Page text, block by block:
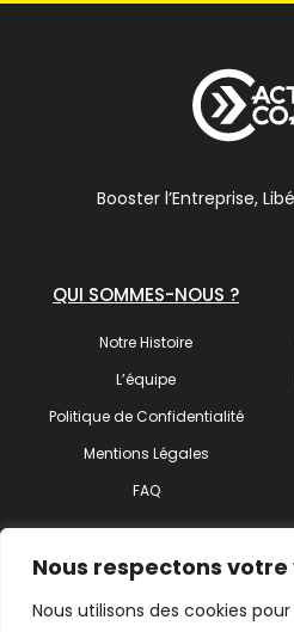
Nous respectons
Nous utilisons des cookies
Booster l’Entreprise,
QUI SOMMES-NOUS ?
Notre Histoire
L’équipe
Politique de Confidentialité
Mentions Légales
FAQ